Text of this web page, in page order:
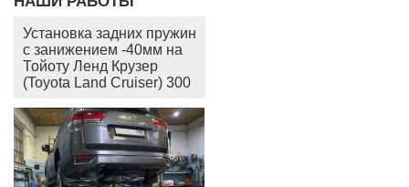
Установка задних пружин
с занижением -40мм на
Тойоту Ленд Крузер
(Toyota Land Cruiser) 300